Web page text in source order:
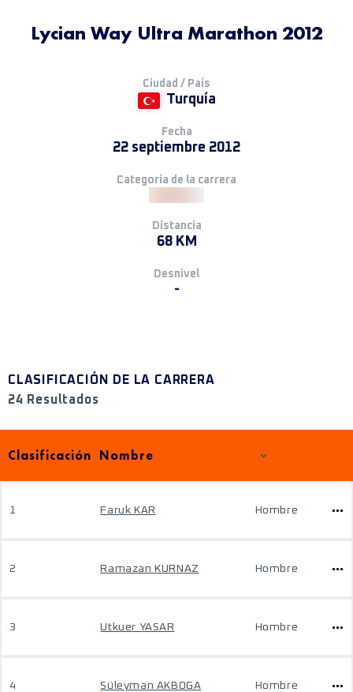
Lycian Way Ultra Marathon 2012
Ciudad / País
Turquía
Fecha
22 septiembre 2012
Categoría de la carrera
Distancia
68 KM
Desnivel
-
CLASIFICACIÓN DE LA CARRERA
24 Resultados
Clasificación Nombre
1 Faruk KAR Hombre
2 Ramazan KURNAZ Hombre
3 Utkuer YASAR Hombre
4 Süleyman AKBOGA Hombre